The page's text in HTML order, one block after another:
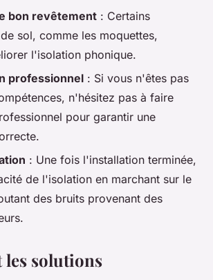
bon revêtement : Certains
sol, comme les moquettes,
l'isolation phonique.
professionnel : Si vous n'êtes pas
n'hésitez pas à faire
pour garantir une
: Une fois l'installation terminée,
de l'isolation en marchant sur le
des bruits provenant des
les solutions